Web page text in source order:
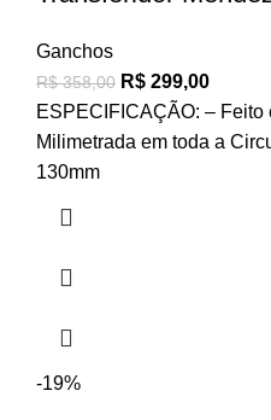
Ganchos
R$358,00 R$ 299,00
ESPECIFICAÇÃO: – Feito
Milimetrada em toda a
130mm
-19%